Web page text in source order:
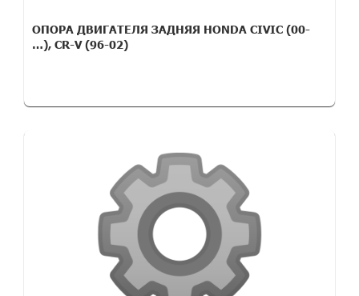
ОПОРА ДВИГАТЕЛЯ ЗАДНЯЯ HONDA CIVIC (00-
…), CR-V (96-02)